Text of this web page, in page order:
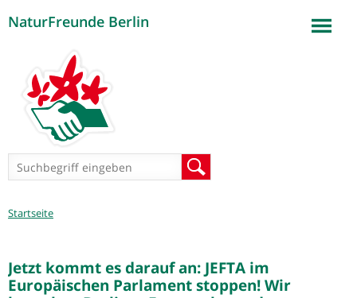
NaturFreunde Berlin
Suchformular
Sie
Startseite
Jetzt kommt es darauf an: JEFTA im
Europäischen Parlament stoppen! Wir